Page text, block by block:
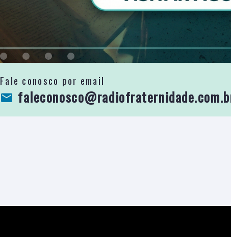
Fale conosco por email